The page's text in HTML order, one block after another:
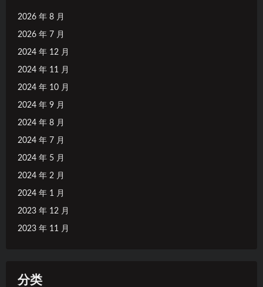
2026 年 8 月
2026 年 7 月
2024 年 12 月
2024 年 11 月
2024 年 10 月
2024 年 9 月
2024 年 8 月
2024 年 7 月
2024 年 5 月
2024 年 2 月
2024 年 1 月
2023 年 12 月
2023 年 11 月
分类